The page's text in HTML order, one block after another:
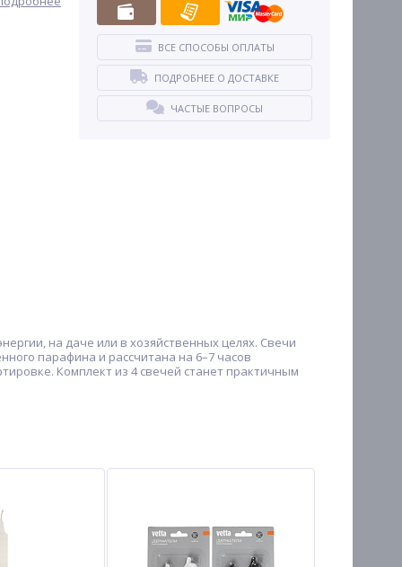
ВСЕ СПОСОБЫ ОПЛАТЫ
ПОДРОБНЕЕ О ДОСТАВКЕ
ЧАСТЫЕ ВОПРОСЫ
на даче или в хозяйственных целях. Свечи
парафина и рассчитана на 6–7 часов
Комплект из 4 свечей станет практичным